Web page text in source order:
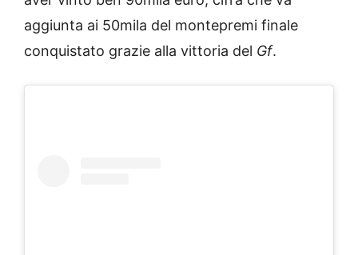
aggiunta ai 50mila del montepremi finale
conquistato grazie alla vittoria del Gf.